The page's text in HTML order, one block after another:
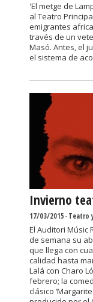
'El metge de
al Teatro
emigrantes
través de un
Masó. Antes, el
el sistema de
Invierno
17/03/2015-Teatro
El Auditori Músic
de semana su
que llega con
calidad hasta
Lalá con Charo
febrero; la
clásico